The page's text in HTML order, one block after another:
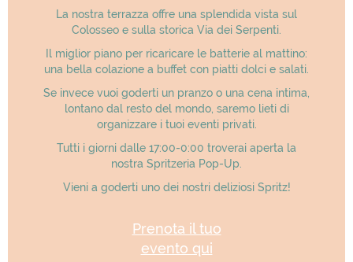
La nostra terrazza offre una splendida vista sul
Colosseo e sulla storica Via dei Serpenti.
Il miglior piano per ricaricare le batterie al mattino:
una bella colazione a buffet con piatti dolci e salati.
Se invece vuoi goderti un pranzo o una cena intima,
lontano dal resto del mondo, saremo lieti di
organizzare i tuoi eventi privati.
Tutti i giorni dalle 17:00-0:00 troverai aperta la
nostra Spritzeria Pop-Up.
Vieni a goderti uno dei nostri deliziosi Spritz!
Prenota il tuo
evento qui